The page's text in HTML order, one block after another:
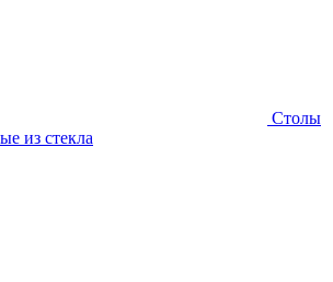
Столы
из стекла